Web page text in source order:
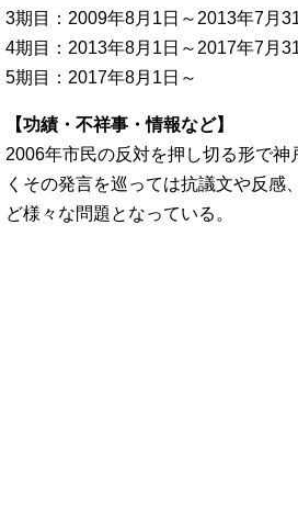
3期目：2009年8月1日～2013年7月
4期目：2013年8月1日～2017年7月
5期目：2017年8月1日～
【功績・不祥事・情報など】
2006年市民の反対を押し切る形で神
くその発言を巡っては抗議文や反感
ど様々な問題となっている。